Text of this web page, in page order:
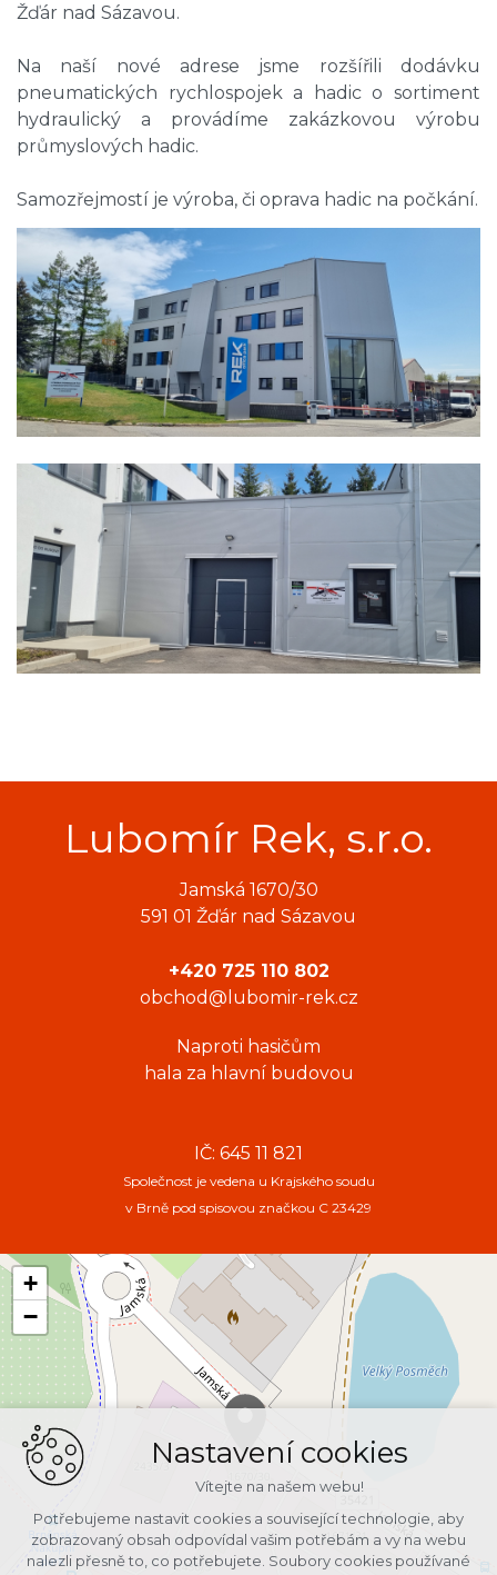
Žďár nad Sázavou.
Na naší nové adrese jsme rozšířili dodávku
pneumatických rychlospojek a hadic o sortiment
hydraulický a provádíme zakázkovou výrobu
průmyslových hadic.
Samozřejmostí je výroba, či oprava hadic na počkání.
Lubomír Rek, s.r.o.
Jamská 1670/30
591 01 Žďár nad Sázavou
+420 725 110 802
obchod@lubomir-rek.cz
Naproti hasičům
hala za hlavní budovou
IČ: 645 11 821
Společnost je vedena u Krajského soudu
v Brně pod spisovou značkou C 23429
+
−
Nastavení cookies
Vítejte na našem webu!
Potřebujeme nastavit cookies a související technologie, aby
zobrazovaný obsah odpovídal vašim potřebám a vy na webu
nalezli přesně to, co potřebujete. Soubory cookies používané